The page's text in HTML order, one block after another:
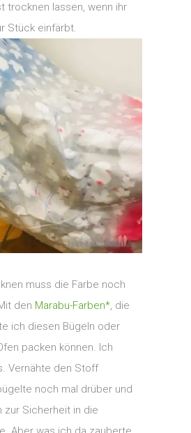
trocknen lassen, wenn ihr
Stück einfärbt.
muss die Farbe noch
den Marabu-Farben*, die
ich diesen Bügeln oder
packen können. Ich
Vernähte den Stoff
noch mal drüber und
zur Sicherheit in die